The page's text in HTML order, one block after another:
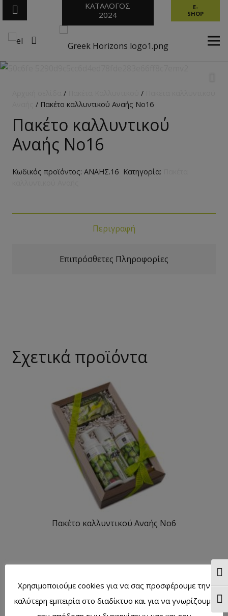
ΚΑΤΑΛΟΓΟΣ
2024
E-
SHOP
/ /
/ Πακέτο καλλυντικού Αναής No16
Πακέτο καλλυντικού
Αναής No16
Κωδικός προϊόντος: ΑΝΑΗΣ.16 Κατηγορία:
Περιγραφή
Επιπρόσθετες Πληροφορίες
Σχετικά προϊόντα
Πακέτο καλλυντικού Αναής No6
Χρησιμοποιούμε cookies για να σας προσφέρουμε την
καλύτερη εμπειρία στο διαδίκτυο και για να γνωρίζουμε